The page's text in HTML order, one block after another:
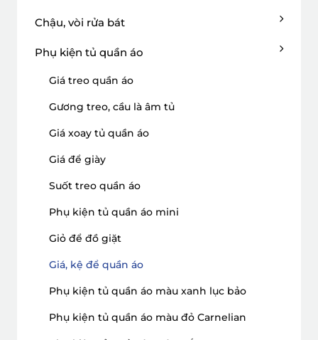
Chậu, vòi rửa bát
Phụ kiện tủ quần áo
Giá treo quần áo
Gương treo, cầu là âm tủ
Giá xoay tủ quần áo
Giá để giày
Suốt treo quần áo
Phụ kiện tủ quần áo mini
Giỏ để đồ giặt
Giá, kệ để quần áo
Phụ kiện tủ quần áo màu xanh lục bảo
Phụ kiện tủ quần áo màu đỏ Carnelian